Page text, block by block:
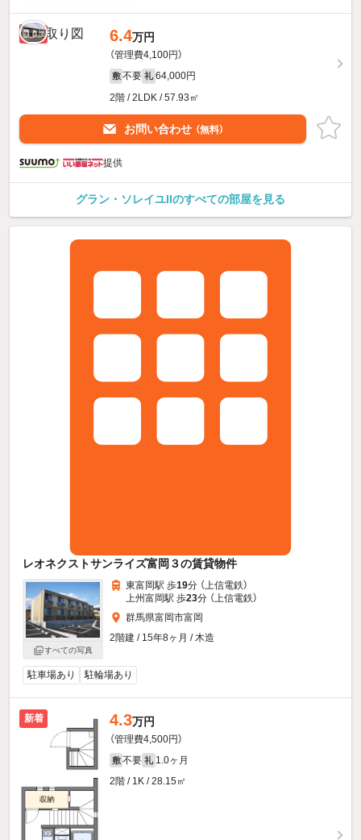
新着 6.4万円
（管理費4,100円）
敷 不要 礼 64,000円
2階 / 2LDK / 57.93㎡
お問い合わせ （無料）
提供
グラン・ソレイユIIのすべての部屋を見る
レオネクストサンライズ富岡３の賃貸物件
すべての写真
東富岡駅 歩19分 （上信電鉄）
上州富岡駅 歩23分 （上信電鉄）
群馬県富岡市富岡
2階建 / 15年8ヶ月 / 木造
駐車場あり 駐輪場あり
新着 4.3万円
（管理費4,500円）
敷 不要 礼 1.0ヶ月
2階 / 1K / 28.15㎡